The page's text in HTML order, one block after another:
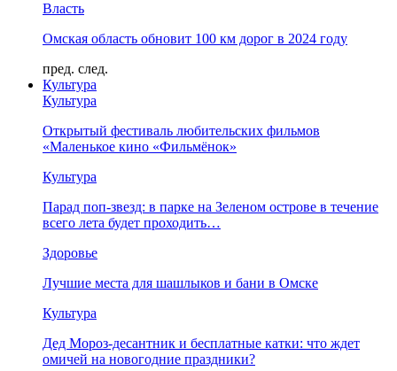
Власть
Омская область обновит 100 км дорог в 2024 году
пред. след.
Культура
Культура
Открытый фестиваль любительских фильмов
«Маленькое кино «Фильмёнок»
Культура
Парад поп-звезд: в парке на Зеленом острове в течение
всего лета будет проходить…
Здоровье
Лучшие места для шашлыков и бани в Омске
Культура
Дед Мороз-десантник и бесплатные катки: что ждет
омичей на новогодние праздники?